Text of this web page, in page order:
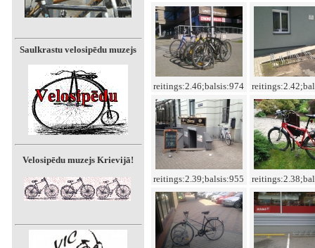
Saulkrastu velosipēdu muzejs
Velosipēdu muzejs Krievijā!
reitings:2.46;balsis:974
reitings:2.39;balsis:955